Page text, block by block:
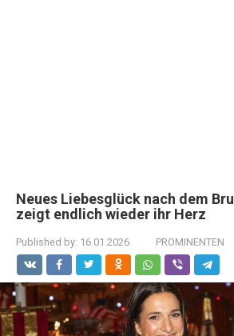
Neues Liebesglück nach dem
zeigt endlich wieder ihr Herz
Published by: 16.01.2026 PROMINENTEN